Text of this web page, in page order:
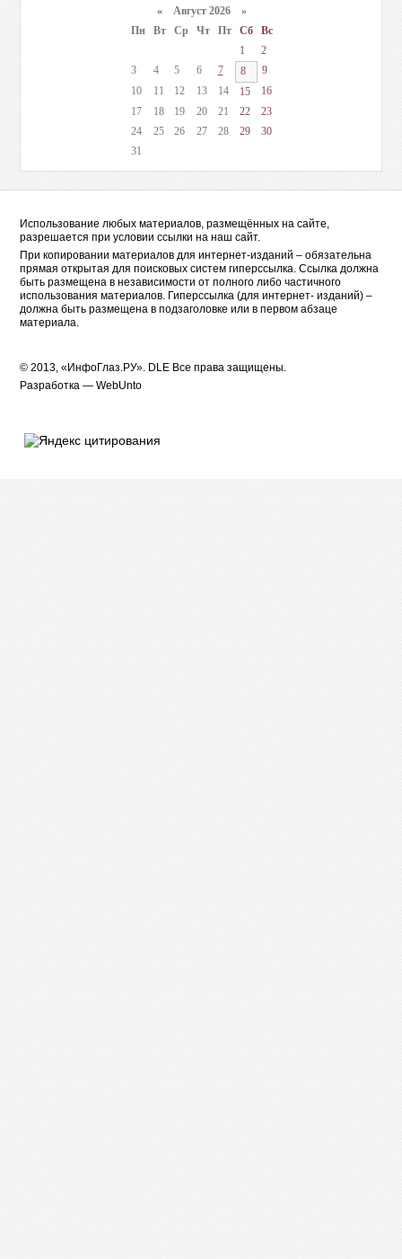
«Август 2026 »
Пн
Вт Ср Чт Пт Сб
Вс
1
2
3
4 5 6 7 8
9
10
11 12 13 14 15
16
17
18 19 20 21 22
23
24
25 26 27 28 29
30
31
Использование любых материалов, размещённых на сайте,
разрешается при условии ссылки на наш сайт.
При копировании материалов для интернет-изданий – обязательна
прямая открытая для поисковых систем гиперссылка. Ссылка должна
быть размещена в независимости от полного либо частичного
использования материалов. Гиперссылка (для интернет- изданий) –
должна быть размещена в подзаголовке или в первом абзаце
материала.
© 2013, «ИнфоГлаз.РУ». DLE Все права защищены.
Разработка —WebUnto